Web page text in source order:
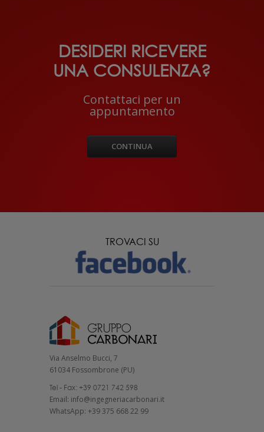
DESIDERI RICEVERE
UNA CONSULENZA?
Contattaci per un
appuntamento
CONTINUA
TROVACI SU
Via Anselmo Bucci, 7
61034 Fossombrone (PU)
Tel - Fax: +39 0721 742 598
Email: info@ingegneriacarbonari.it
WhatsApp: +39 375 668 22 99